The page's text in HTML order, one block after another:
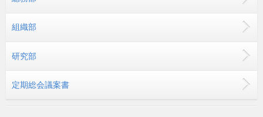
組織部
研究部
定期総会議案書